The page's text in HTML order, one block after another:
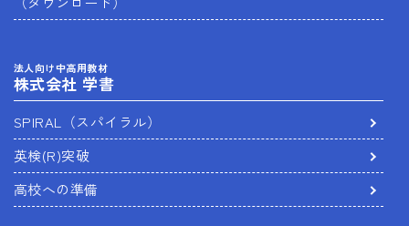
法人向け中高用教材
株式会社 学書
SPIRAL（スパイラル）
英検(R)突破
高校への準備